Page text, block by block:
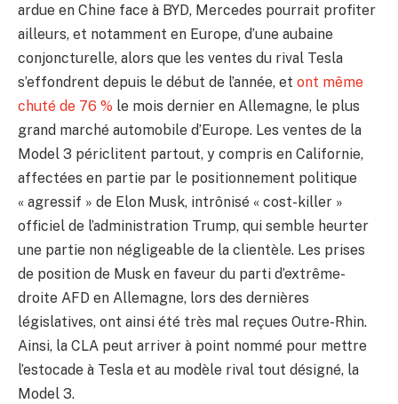
ardue en Chine face à BYD, Mercedes pourrait profiter
ailleurs, et notamment en Europe, d’une aubaine
conjoncturelle, alors que les ventes du rival Tesla
s’effondrent depuis le début de l’année, et ont même
chuté de 76 % le mois dernier en Allemagne, le plus
grand marché automobile d’Europe. Les ventes de la
Model 3 périclitent partout, y compris en Californie,
affectées en partie par le positionnement politique
« agressif » de Elon Musk, intrônisé « cost-killer »
officiel de l’administration Trump, qui semble heurter
une partie non négligeable de la clientèle. Les prises
de position de Musk en faveur du parti d’extrême-
droite AFD en Allemagne, lors des dernières
législatives, ont ainsi été très mal reçues Outre-Rhin.
Ainsi, la CLA peut arriver à point nommé pour mettre
l’estocade à Tesla et au modèle rival tout désigné, la
Model 3.